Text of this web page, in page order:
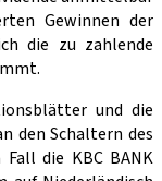
Gewinnen der
die zu zahlende
und die
den Schaltern des
die KBC BANK